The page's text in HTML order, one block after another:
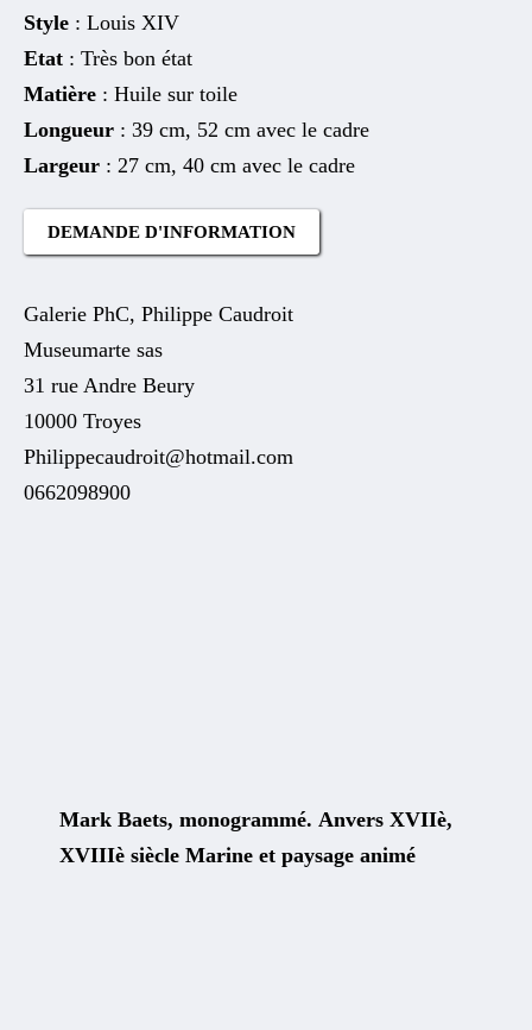
Style : Louis XIV
Etat : Très bon état
Matière : Huile sur toile
Longueur : 39 cm, 52 cm avec le cadre
Largeur : 27 cm, 40 cm avec le cadre
DEMANDE D'INFORMATION
Galerie PhC, Philippe Caudroit
Museumarte sas
31 rue Andre Beury
10000 Troyes
Philippecaudroit@hotmail.com
0662098900
Mark Baets, monogrammé. Anvers XVIIè,
XVIIIè siècle Marine et paysage animé